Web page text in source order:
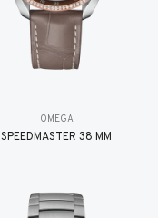
OMEGA
SPEEDMASTER 38 MM